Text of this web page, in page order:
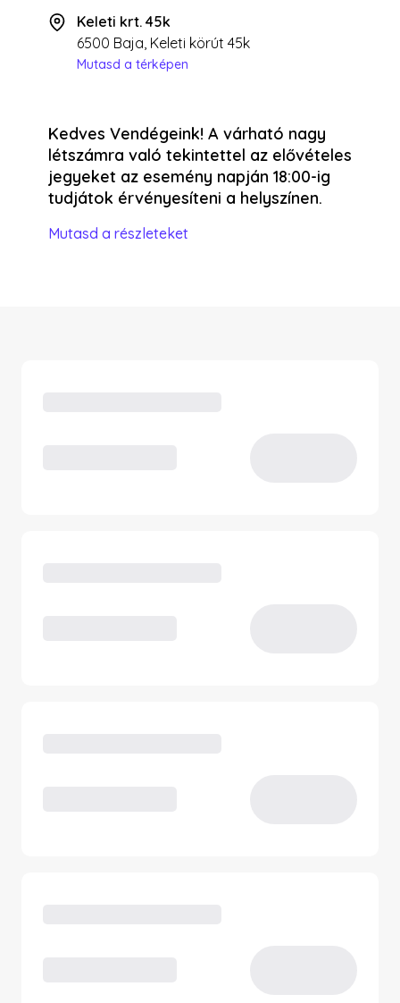
Keleti krt. 45k
6500 Baja, Keleti körút 45k
Mutasd a térképen
Kedves Vendégeink! A várható nagy
létszámra való tekintettel az elővételes
jegyeket az esemény napján 18:00-ig
tudjátok érvényesíteni a helyszínen.
Mutasd a részleteket